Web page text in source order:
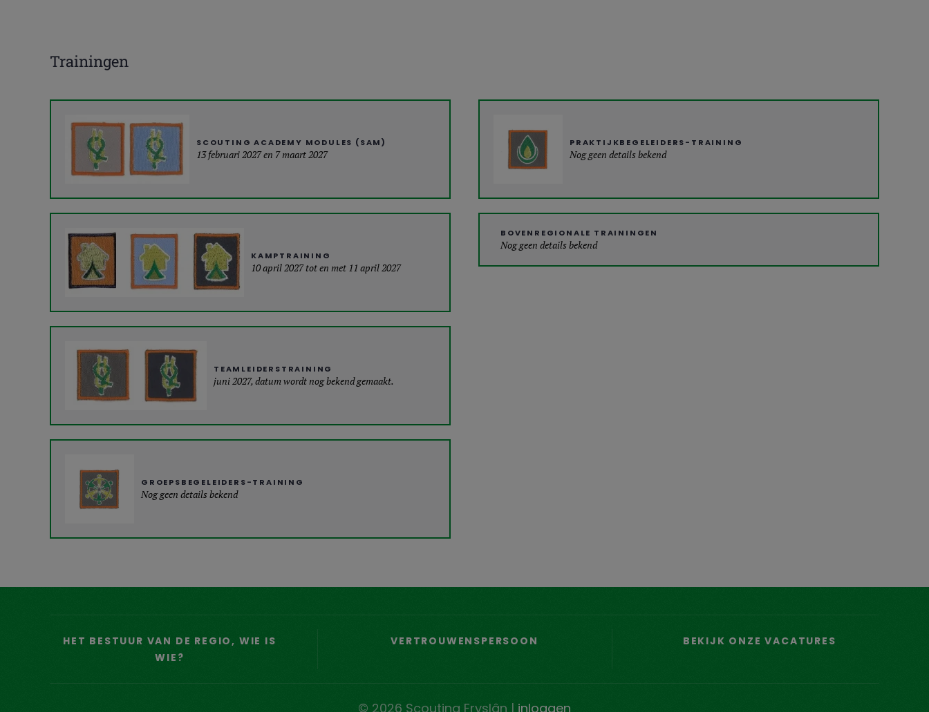
Trainingen
SCOUTING ACADEMY MODULES (SAM)
13 februari 2027 en 7 maart 2027
KAMPTRAINING
10 april 2027 tot en met 11 april 2027
TEAMLEIDERSTRAINING
juni 2027, datum wordt nog bekend gemaakt.
GROEPSBEGELEIDERS-TRAINING
Nog geen details bekend
PRAKTIJKBEGELEIDERS-TRAINING
Nog geen details bekend
BOVENREGIONALE TRAININGEN
Nog geen details bekend
HET BESTUUR VAN DE REGIO, WIE IS
WIE?
VERTROUWENSPERSOON BEKIJK ONZE VACATURES
© 2026 Scouting Fryslân | inloggen